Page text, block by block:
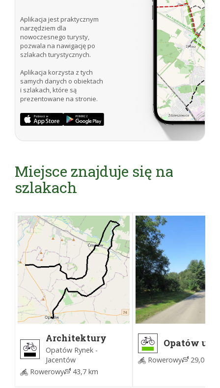
Aplikacja jest praktycznym
narzędziem dla
nowoczesnego turysty,
pozwala na nawigację po
szlakach turystycznych.
Aplikacja korzysta z tych
samych danych o obiektach
i szlakach, które są
prezentowane na stronie.
Miejsce znajduje się na
szlakach
Architektury
Obronnej
Opatów Rynek -
Jacentów
Rowerowy
43,7 km
Opatów ul.
Opatów
Rowerowy 29,0 km